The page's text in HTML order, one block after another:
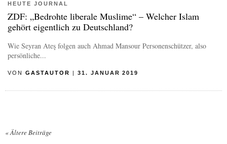
HEUTE JOURNAL
ZDF: „Bedrohte liberale Muslime“ – Welcher Islam
gehört eigentlich zu Deutschland?
Wie Seyran Ateş folgen auch Ahmad Mansour Personenschützer, also
persönliche...
VON GASTAUTOR 31. JANUAR 2019
«Ältere Beiträge